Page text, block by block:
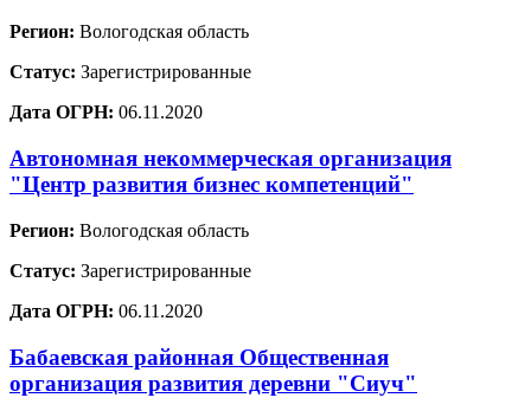
Регион: Вологодская область
Статус: Зарегистрированные
Дата ОГРН: 06.11.2020
Автономная некоммерческая организация
"Центр развития бизнес компетенций"
Регион: Вологодская область
Статус: Зарегистрированные
Дата ОГРН: 06.11.2020
Бабаевская районная Общественная
организация развития деревни "Сиуч"